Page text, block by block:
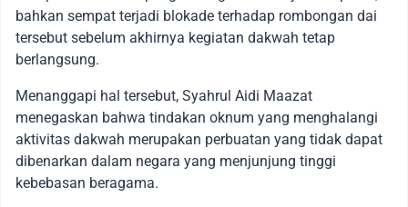
bahkan sempat terjadi blokade terhadap rombongan dai
tersebut sebelum akhirnya kegiatan dakwah tetap
berlangsung.
Menanggapi hal tersebut, Syahrul Aidi Maazat
menegaskan bahwa tindakan oknum yang menghalangi
aktivitas dakwah merupakan perbuatan yang tidak dapat
dibenarkan dalam negara yang menjunjung tinggi
kebebasan beragama.